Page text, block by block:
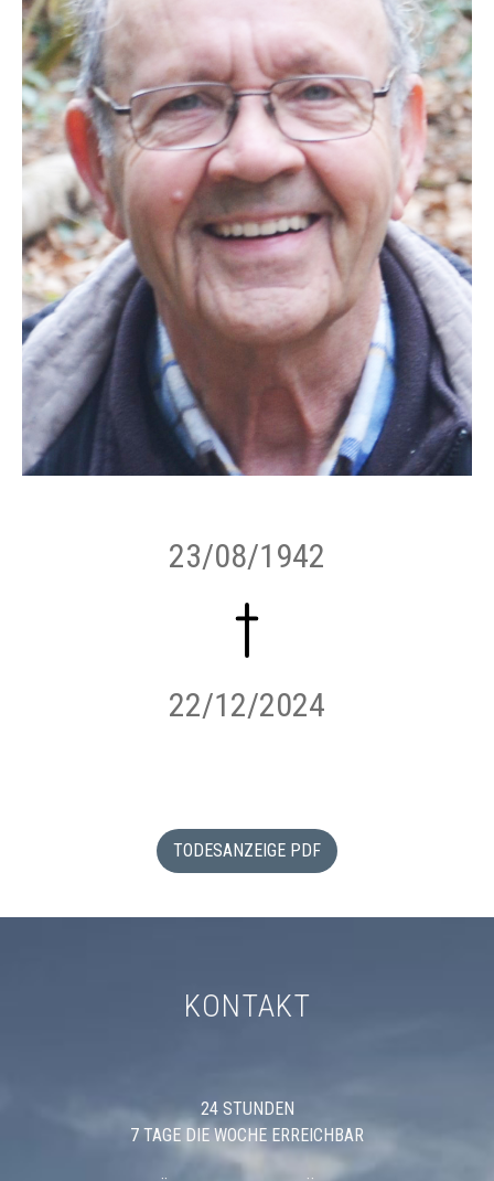
23/08/1942
22/12/2024
TODESANZEIGE PDF
KONTAKT
24 STUNDEN
7 TAGE DIE WOCHE ERREICHBAR